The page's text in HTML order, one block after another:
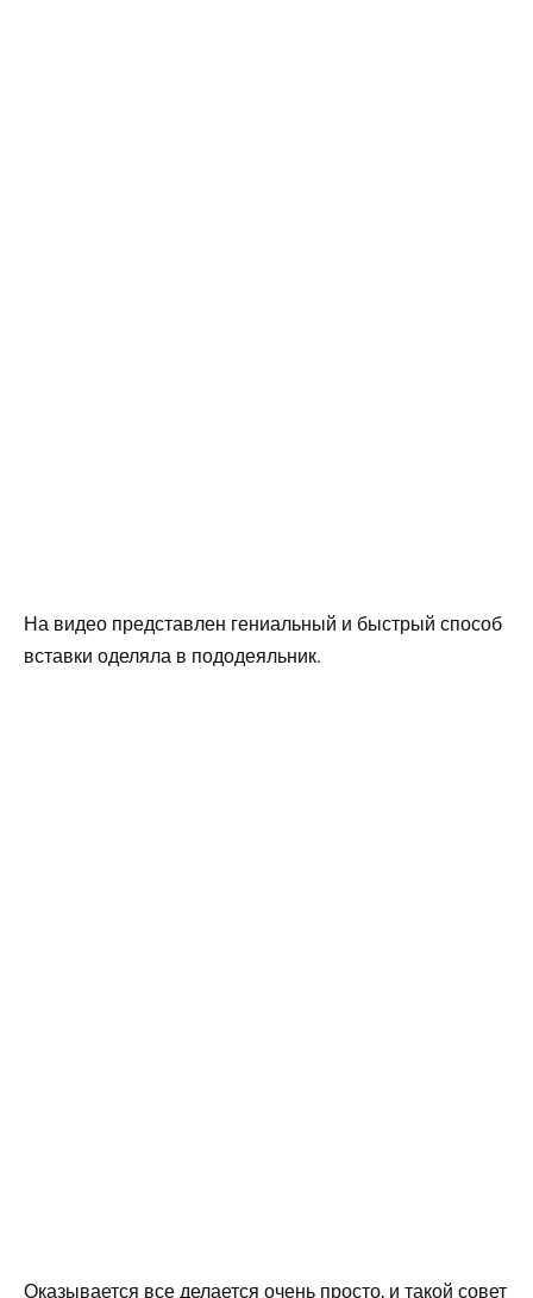
На видео представлен гениальный и быстрый способ
вставки оделяла в пододеяльник.
Оказывается все делается очень просто, и такой совет